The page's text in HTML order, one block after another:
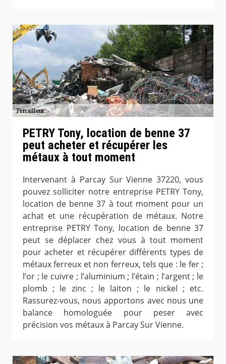
PETRY Tony, location de benne 37
peut acheter et récupérer les
métaux à tout moment
Intervenant à Parcay Sur Vienne 37220, vous
pouvez solliciter notre entreprise PETRY Tony,
location de benne 37 à tout moment pour un
achat et une récupération de métaux. Notre
entreprise PETRY Tony, location de benne 37
peut se déplacer chez vous à tout moment
pour acheter et récupérer différents types de
métaux ferreux et non ferreux, tels que : le fer ;
l’or ; le cuivre ; l’aluminium ; l’étain ; l’argent ; le
plomb ; le zinc ; le laiton ; le nickel ; etc.
Rassurez-vous, nous apportons avec nous une
balance homologuée pour peser avec
précision vos métaux à Parcay Sur Vienne.